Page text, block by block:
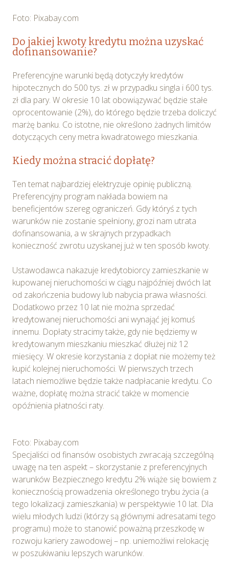
Foto: Pixabay.com
Do jakiej kwoty kredytu można uzyskać
dofinansowanie?
Preferencyjne warunki będą dotyczyły kredytów
hipotecznych do 500 tys. zł w przypadku singla i 600 tys.
zł dla pary. W okresie 10 lat obowiązywać będzie stałe
oprocentowanie (2%), do którego będzie trzeba doliczyć
marżę banku. Co istotne, nie określono żadnych limitów
dotyczących ceny metra kwadratowego mieszkania.
Kiedy można stracić dopłatę?
Ten temat najbardziej elektryzuje opinię publiczną.
Preferencyjny program nakłada bowiem na
beneficjentów szereg ograniczeń. Gdy któryś z tych
warunków nie zostanie spełniony, grozi nam utrata
dofinansowania, a w skrajnych przypadkach
konieczność zwrotu uzyskanej już w ten sposób kwoty.
Ustawodawca nakazuje kredytobiorcy zamieszkanie w
kupowanej nieruchomości w ciągu najpóźniej dwóch lat
od zakończenia budowy lub nabycia prawa własności.
Dodatkowo przez 10 lat nie można sprzedać
kredytowanej nieruchomości ani wynająć jej komuś
innemu. Dopłaty stracimy także, gdy nie będziemy w
kredytowanym mieszkaniu mieszkać dłużej niż 12
miesięcy. W okresie korzystania z dopłat nie możemy też
kupić kolejnej nieruchomości. W pierwszych trzech
latach niemożliwe będzie także nadpłacanie kredytu. Co
ważne, dopłatę można stracić także w momencie
opóźnienia płatności raty.
Foto: Pixabay.com
Specjaliści od finansów osobistych zwracają szczególną
uwagę na ten aspekt – skorzystanie z preferencyjnych
warunków Bezpiecznego kredytu 2% wiąże się bowiem z
koniecznością prowadzenia określonego trybu życia (a
tego lokalizacji zamieszkania) w perspektywie 10 lat. Dla
wielu młodych ludzi (którzy są głównymi adresatami tego
programu) może to stanowić poważną przeszkodę w
rozwoju kariery zawodowej – np. uniemożliwi relokację
w poszukiwaniu lepszych warunków.